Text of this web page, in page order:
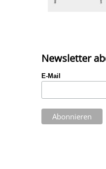
Newsletter
E-Mail